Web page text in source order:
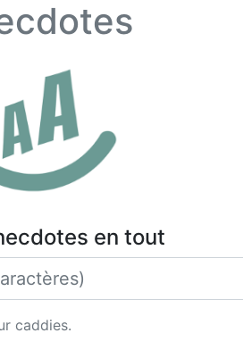
en tout
caddies.